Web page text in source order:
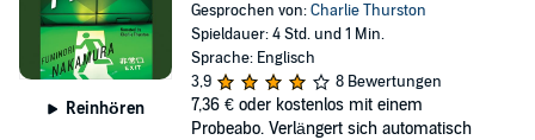
Reinhören
Gesprochen von:Charlie Thurston
Spieldauer: 4 Std. und 1 Min.
Sprache: Englisch
3,9
8 Bewertungen
7,36 € oder kostenlos mit einem
Probeabo. Verlängert sich automatisch